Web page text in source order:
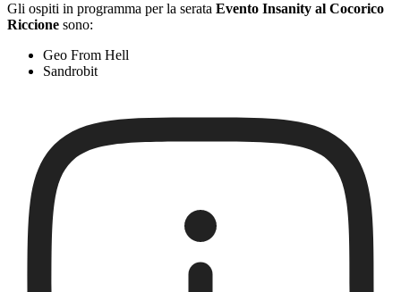
Gli ospiti in programma per la serata Evento Insanity al Cocorico
Riccione sono:
Geo From Hell
Sandrobit